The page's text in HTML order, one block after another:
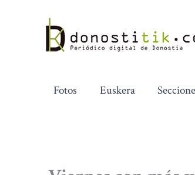
contenido
Fotos Euskera